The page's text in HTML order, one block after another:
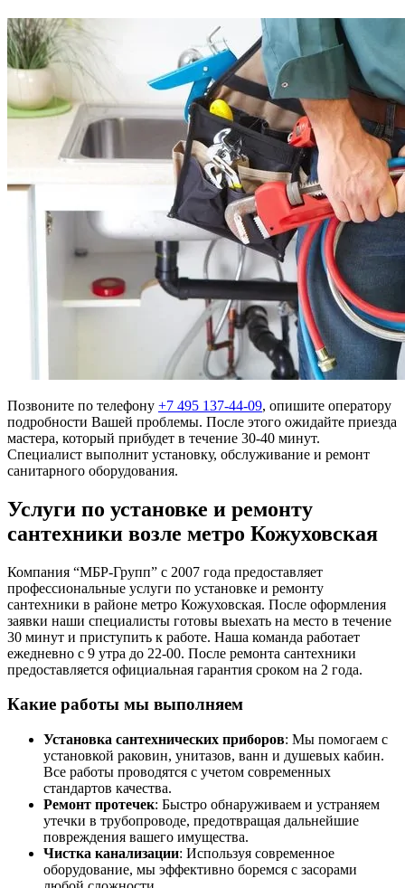
Позвоните по телефону +7 495 137-44-09, опишите оператору
подробности Вашей проблемы. После этого ожидайте приезда
мастера, который прибудет в течение 30-40 минут.
Специалист выполнит установку, обслуживание и ремонт
санитарного оборудования.
Услуги по установке и ремонту
сантехники возле метро Кожуховская
Компания “МБР-Групп” с 2007 года предоставляет
профессиональные услуги по установке и ремонту
сантехники в районе метро Кожуховская. После оформления
заявки наши специалисты готовы выехать на место в течение
30 минут и приступить к работе. Наша команда работает
ежедневно с 9 утра до 22-00. После ремонта сантехники
предоставляется официальная гарантия сроком на 2 года.
Какие работы мы выполняем
Установка сантехнических приборов: Мы помогаем с
установкой раковин, унитазов, ванн и душевых кабин.
Все работы проводятся с учетом современных
стандартов качества.
Ремонт протечек: Быстро обнаруживаем и устраняем
утечки в трубопроводе, предотвращая дальнейшие
повреждения вашего имущества.
Чистка канализации: Используя современное
оборудование, мы эффективно боремся с засорами